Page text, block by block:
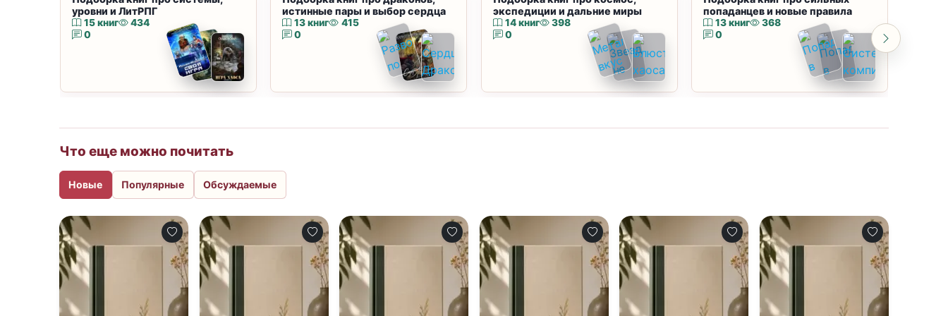
уровни и ЛитРПГ
15 книг
434
0
истинные пары и выбор сердца
13 книг
415
0
экспедиции и дальние миры
14 книг
398
0
попаданцев и новые правила
13 книг
368
0
Что еще можно почитать
Новые Популярные Обсуждаемые